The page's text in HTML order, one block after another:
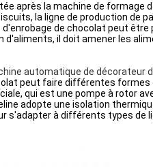
après la machine de formage
la ligne de production de
de chocolat peut
il doit amener les
automatique de décorateur
peut faire différentes
qui est une pompe à rotor
adopte une isolation
s'adapter à différents types de